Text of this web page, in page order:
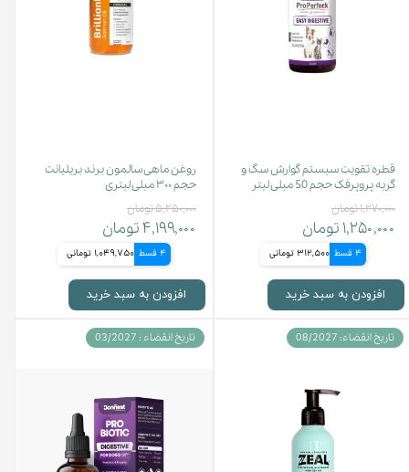
قطره تقویت سیستم گوارش سگ و
گربه پروپرفک حجم 50 میلی لیتر
۱,۲۷۰,۰۰۰ تومان
۱,۲۵۰,۰۰۰ تومان
4 قسط 312,500 تومانی
افزودن به سبد خرید
روغن ماهی سالمون برند بریلیانت
حجم ۳۰۰ میلی لیتری
۵,۲۵۰,۰۰۰ تومان
۴,۱۹۹,۰۰۰ تومان
4 قسط 1,049,750 تومانی
افزودن به سبد خرید
تاریخ انقضاء: 08/2027 تاریخ انقضاء : 03/2027